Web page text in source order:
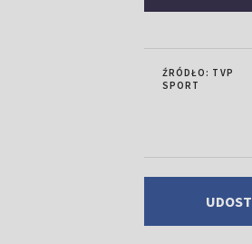
ŹRÓDŁO: TVP
SPORT